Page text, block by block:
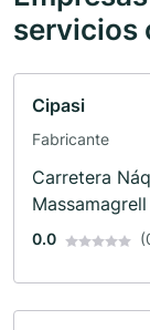
servicios
Cipasi
Fabricante
Carretera
Massamagrell
0.0